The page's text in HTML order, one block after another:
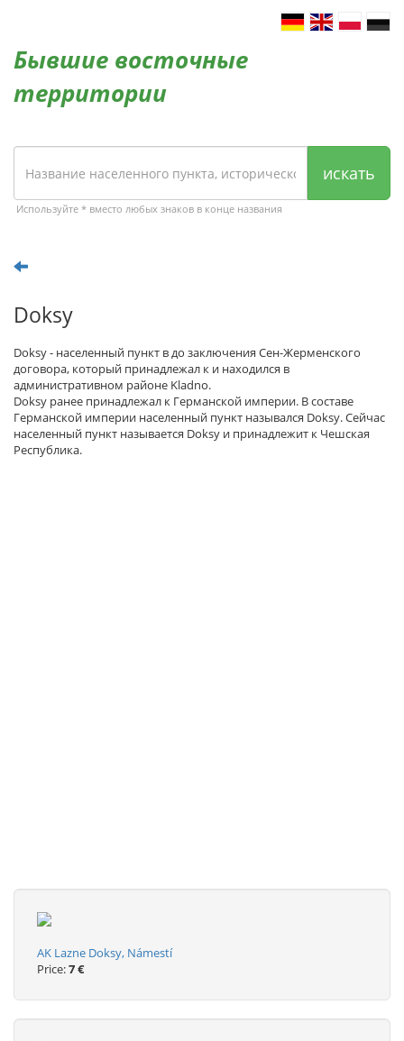
Бывшие восточные
территории
искать
Используйте * вместо любых знаков в конце названия
Doksy
Doksy - населенный пункт в до заключения Сен-Жерменского
договора, который принадлежал к и находился в
административном районе Kladno.
Doksy ранее принадлежал к Германской империи. В составе
Германской империи населенный пункт назывался Doksy. Сейчас
населенный пункт называется Doksy и принадлежит к Чешская
Республика.
AK Lazne Doksy, Námestí
Price:7 €